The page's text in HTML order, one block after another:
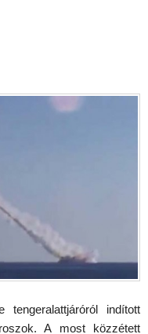
indított
A most közzétett